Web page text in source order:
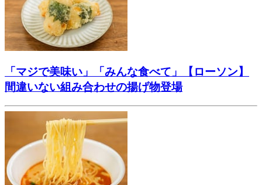
「マジで美味い」「みんな食べて」【ローソン】
間違いない組み合わせの揚げ物登場